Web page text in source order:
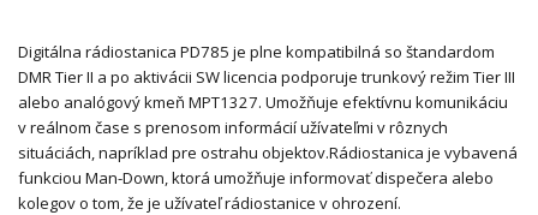
Digitálna rádiostanica PD785 je plne kompatibilná so štandardom
DMR Tier II a po aktivácii SW licencia podporuje trunkový režim Tier III
alebo analógový kmeň MPT1327. Umožňuje efektívnu komunikáciu
v reálnom čase s prenosom informácií užívateľmi v rôznych
situáciách, napríklad pre ostrahu objektov.Rádiostanica je vybavená
funkciou Man-Down, ktorá umožňuje informovať dispečera alebo
kolegov o tom, že je užívateľ rádiostanice v ohrození.